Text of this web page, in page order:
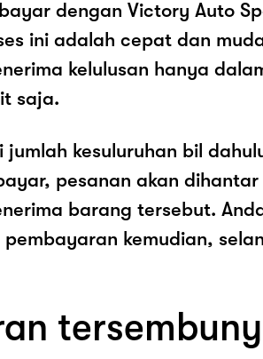
dengan Victory Auto
ini adalah cepat dan
kelulusan hanya
saja.
kesuluruhan bil
pesanan akan dihantar
barang tersebut.
kemudian,